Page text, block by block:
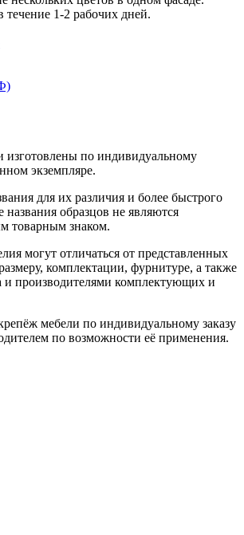
течение 1-2 рабочих дней.
изготовлены по индивидуальному
экземпляре.
для их различия и более быстрого
названия образцов не являются
товарным знаком.
могут отличаться от представленных
комплектации, фурнитуре, а также
и производителями комплектующих и
мебели по индивидуальному заказу
по возможности её применения.